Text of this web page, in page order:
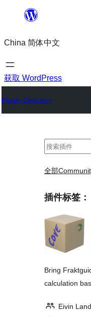
内
容
China 简体中文
获取 WordPress
Plugin Directory
搜
全部
插件标签：
Bring
calculation
Eivin